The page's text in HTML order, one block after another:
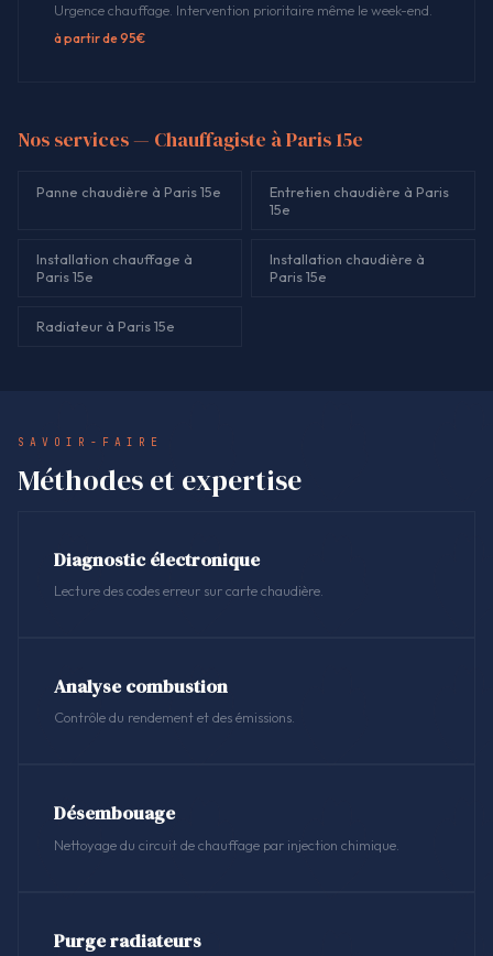
Urgence chauffage. Intervention prioritaire même le week-end.
à partir de 95€
Nos services — Chauffagiste à Paris 15e
Panne chaudière à Paris 15e
Entretien chaudière à Paris
15e
Installation chauffage à
Paris 15e
Installation chaudière à
Paris 15e
Radiateur à Paris 15e
SAVOIR-FAIRE
Méthodes et expertise
Diagnostic électronique
Lecture des codes erreur sur carte chaudière.
Analyse combustion
Contrôle du rendement et des émissions.
Désembouage
Nettoyage du circuit de chauffage par injection chimique.
Purge radiateurs